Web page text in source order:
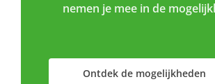
nemen je mee in de
Ontdek de mogelijkheden